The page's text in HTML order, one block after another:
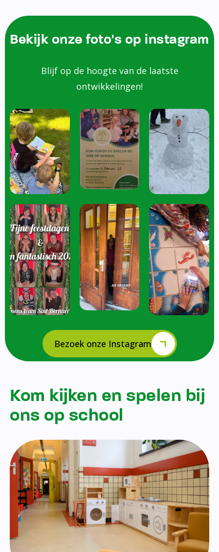
Bekijk onze foto's op instagram
Blijf op de hoogte van de laatste
ontwikkelingen!
Bezoek onze Instagram
Kom kijken en spelen bij
ons op school